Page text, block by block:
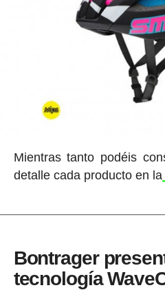
Mientras tanto podéis
detalle cada producto en la
Bontrager
tecnología